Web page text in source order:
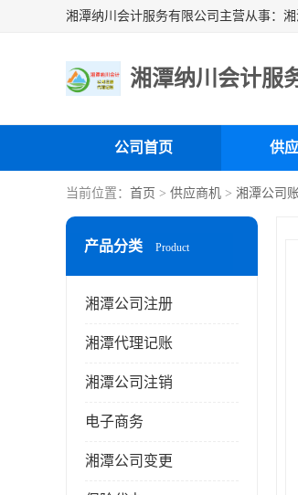
湘潭纳川会计服
公司首页 供
当前位置： 首页 > 供应商机 > 湘潭公司
产品分类 Product
湘潭公司注册
湘潭代理记账
湘潭公司注销
电子商务
湘潭公司变更